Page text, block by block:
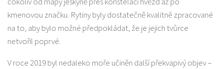
kmenovou značku. Rytiny byly dostatečně kvalitně zpracované
na to, aby bylo možné předpokládat, že je jejich tvůrce
netvořil poprvé.
V roce 2019 byl nedaleko moře učiněn další překvapivý objev –